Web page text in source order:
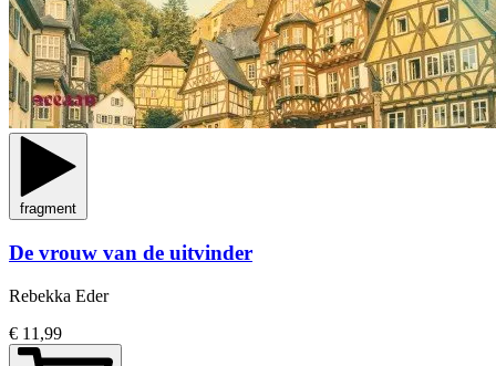
fragment
De vrouw van de uitvinder
Rebekka Eder
€ 11,99